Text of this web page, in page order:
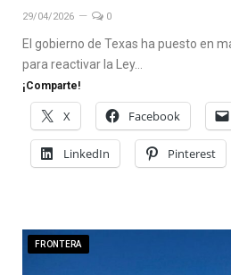
29/04/2026 0
El gobierno de Texas ha puesto en
para reactivar la Ley…
¡Comparte!
X Facebook
LinkedIn Pinterest
FRONTERA